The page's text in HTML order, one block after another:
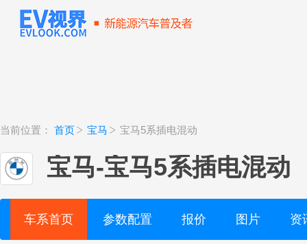
当前位置： 首页 宝马 宝马5系插电混动
宝马-宝马5系插电混动
车系首页 参数配置 报价 图片 资